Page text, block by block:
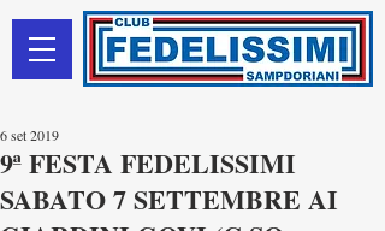
9ª FESTA FEDELISSIMI
SABATO 7 SETTEMBRE AI
6 set 2019